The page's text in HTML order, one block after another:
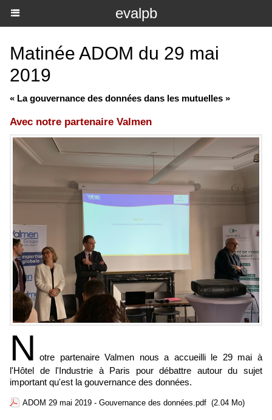
evalpb
Matinée ADOM du 29 mai
2019
« La gouvernance des données dans les mutuelles »
Avec notre partenaire Valmen
N otre partenaire Valmen nous a accueilli le 29 mai à
l'Hôtel de l'Industrie à Paris pour débattre autour du sujet
important qu'est la gouvernance des données.
ADOM 29 mai 2019 - Gouvernance des données.pdf (2.04 Mo)